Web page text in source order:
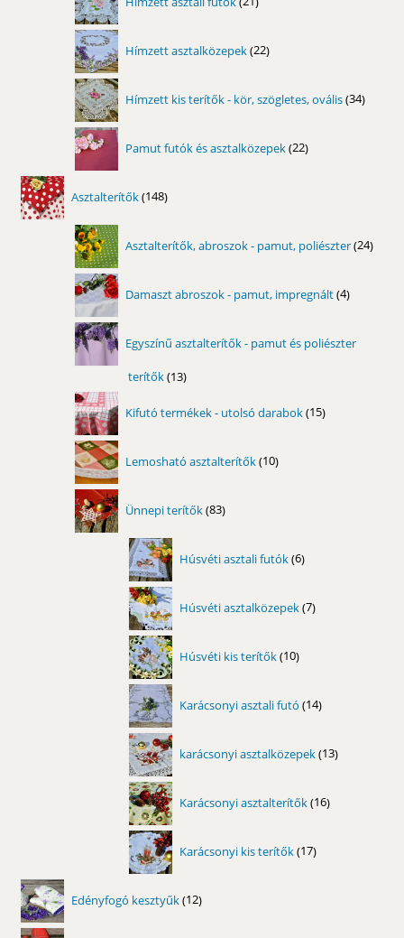
termék
Hímzett asztalközepek 22
termék
Hímzett kis terítők - kör, szögletes, ovális 34
termék
Pamut futók és asztalközepek 22
termék
Asztalterítők 148
termék
Asztalterítők, abroszok - pamut, poliészter 24
Damaszt abroszok - pamut, impregnált 4
termék
Egyszínű asztalterítők - pamut és poliészter
terítők 1313
Kifutó termékek - utolsó darabok 15
termék
Lemosható asztalterítők 10
termék
Ünnepi terítők 83
termék
Húsvéti asztali futók 6
termék
Húsvéti asztalközepek 7
termék
Húsvéti kis terítők 10
termék
Karácsonyi asztali futó 14
termék
karácsonyi asztalközepek 13
termék
Karácsonyi asztalterítők 16
termék
Karácsonyi kis terítők 17
termék
Edényfogó kesztyűk 12
termék